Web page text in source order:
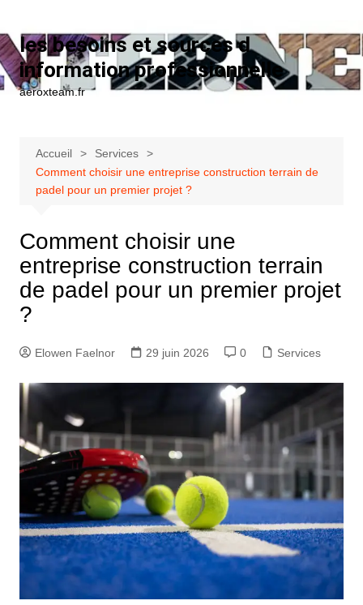
les besoins et sources d
information professionnelle
aeroxteam.fr
Accueil
Services
Comment choisir une entreprise construction terrain de
padel pour un premier projet ?
Comment choisir une
entreprise construction terrain
de padel pour un premier projet
?
Elowen Faelnor 29 juin 2026 0 Services